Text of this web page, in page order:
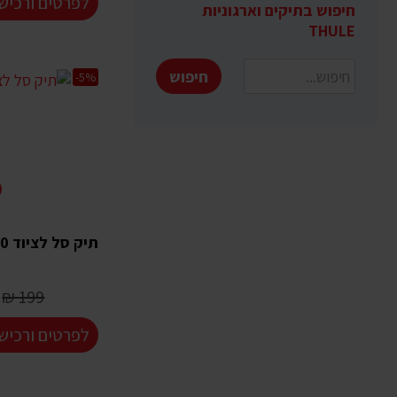
חיפוש בתיקים וארגוניות
THULE
חיפוש
תיק סל לציוד THULE 8020
199 ₪
-5%
לפרטים